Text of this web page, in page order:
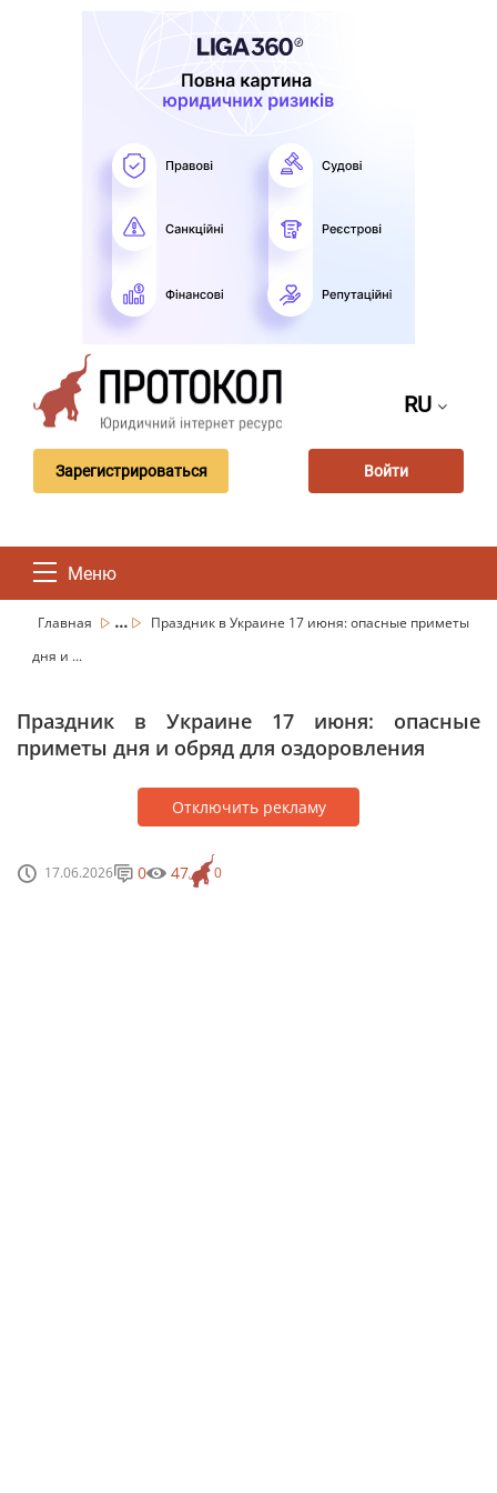
RU
Зарегистрироваться Войти
Меню
Главная ...
Праздник в Украине 17 июня: опасные приметы
дня и ...
Праздник в Украине 17 июня: опасные
приметы дня и обряд для оздоровления
Отключить рекламу
17.06.2026 0
0 47